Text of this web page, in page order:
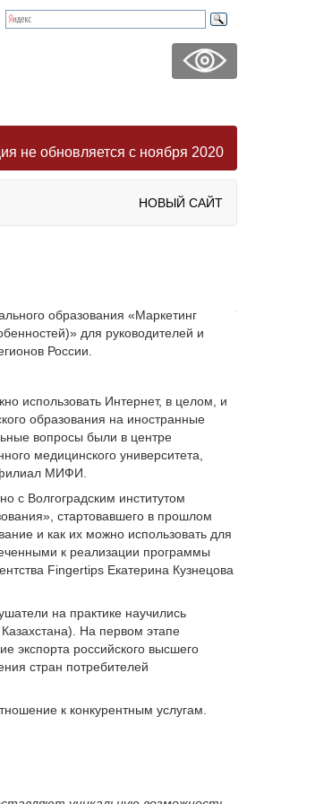
не обновляется с ноября 2020
НОВЫЙ САЙТ
образования «Маркетинг
для руководителей и
России.
использовать Интернет, в целом, и
образования на иностранные
вопросы были в центре
медицинского университета,
филиал МИФИ.
с Волгоградским институтом
стартовавшего в прошлом
и как их можно использовать для
к реализации программы
Fingertips Екатерина Кузнецова
на практике научились
На первом этапе
экспорта российского высшего
стран потребителей
к конкурентным услугам.